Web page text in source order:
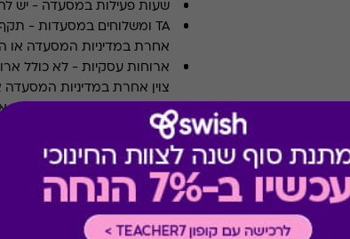
שעות פעילות במסעדה -יש
TA ומשלוחים במסעדות
-
אחרת במדיניות המסעדה או
ארוחות עסקיות - לא כולל
צוין אחרת במדיניות המסעדה
תשלום תשר
לא ניתן
מבצעים במסעדות/יקבים
כוללת 10% הנחה לתושבי אילת
* ניתן לממש שובר אחד
* הקוד מקנה מארז 24 בירות בוטיק לבחירה מהמגוון הקיים כולל משלוח.
* את ההטבה ניתן לממש גם כשובר
*אופן המימוש: יש להיכנס